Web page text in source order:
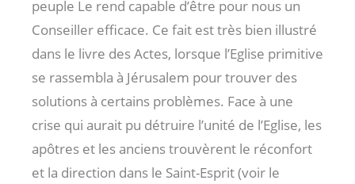
peuple Le rend capable d’être pour nous un
Conseiller efficace. Ce fait est très bien illustré
dans le livre des Actes, lorsque l’Eglise primitive
se rassembla à Jérusalem pour trouver des
solutions à certains problèmes. Face à une
crise qui aurait pu détruire l’unité de l’Eglise, les
apôtres et les anciens trouvèrent le réconfort
et la direction dans le Saint-Esprit (voir le